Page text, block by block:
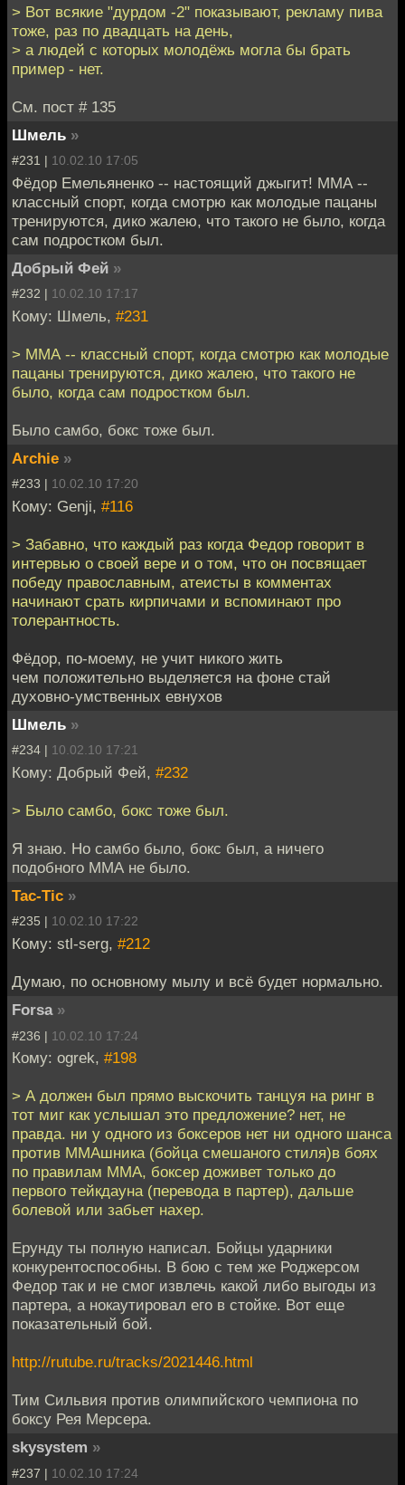
> Вот всякие "дурдом -2" показывают, рекламу пива
тоже, раз по двадцать на день,
> а людей с которых молодёжь могла бы брать
пример - нет.
См. пост # 135
Шмель »
#231 | 10.02.10 17:05
Фёдор Емельяненко -- настоящий джыгит! ММА --
классный спорт, когда смотрю как молодые пацаны
тренируются, дико жалею, что такого не было, когда
сам подростком был.
Добрый Фей »
#232 | 10.02.10 17:17
Кому: Шмель, #231
> ММА -- классный спорт, когда смотрю как молодые
пацаны тренируются, дико жалею, что такого не
было, когда сам подростком был.
Было самбо, бокс тоже был.
Archie »
#233 | 10.02.10 17:20
Кому: Genji, #116
> Забавно, что каждый раз когда Федор говорит в
интервью о своей вере и о том, что он посвящает
победу православным, атеисты в комментах
начинают срать кирпичами и вспоминают про
толерантность.
Фёдор, по-моему, не учит никого жить
чем положительно выделяется на фоне стай
духовно-умственных евнухов
Шмель »
#234 | 10.02.10 17:21
Кому: Добрый Фей, #232
> Было самбо, бокс тоже был.
Я знаю. Но самбо было, бокс был, а ничего
подобного ММА не было.
Tac-Tic »
#235 | 10.02.10 17:22
Кому: stl-serg, #212
Думаю, по основному мылу и всё будет нормально.
Forsa »
#236 | 10.02.10 17:24
Кому: ogrek, #198
> А должен был прямо выскочить танцуя на ринг в
тот миг как услышал это предложение? нет, не
правда. ни у одного из боксеров нет ни одного шанса
против ММАшника (бойца смешаного стиля)в боях
по правилам ММА, боксер доживет только до
первого тейкдауна (перевода в партер), дальше
болевой или забьет нахер.
Ерунду ты полную написал. Бойцы ударники
конкурентоспособны. В бою с тем же Роджерсом
Федор так и не смог извлечь какой либо выгоды из
партера, а нокаутировал его в стойке. Вот еще
показательный бой.
http://rutube.ru/tracks/2021446.html
Тим Сильвия против олимпийского чемпиона по
боксу Рея Мерсера.
skysystem »
#237 | 10.02.10 17:24